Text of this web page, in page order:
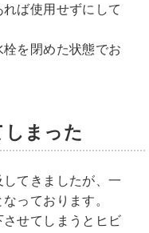
ば使用せずにして
を閉めた状態でお
まった
てきましたが、一
っております。
せてしまうとヒビ